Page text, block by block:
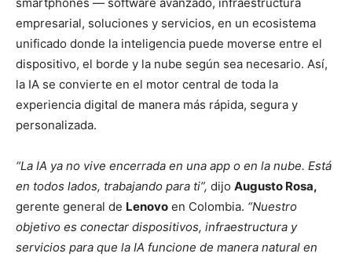
empresarial, soluciones y servicios, en un ecosistema
unificado donde la inteligencia puede moverse entre el
dispositivo, el borde y la nube según sea necesario. Así,
la IA se convierte en el motor central de toda la
experiencia digital de manera más rápida, segura y
personalizada.
“La IA ya no vive encerrada en una app o en la nube. Está
en todos lados, trabajando para ti”, dijo Augusto Rosa,
gerente general de Lenovo en Colombia. “Nuestro
objetivo es conectar dispositivos, infraestructura y
servicios para que la IA funcione de manera natural en